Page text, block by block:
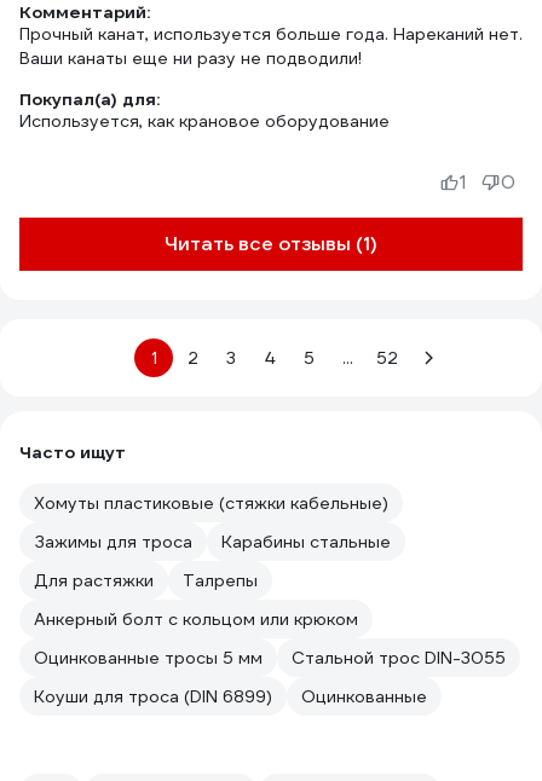
Комментарий:
Прочный канат, используется больше года. Нареканий нет.
Ваши канаты еще ни разу не подводили!
Покупал(а) для:
Используется, как крановое оборудование
Читать все отзывы (1)
1 0
1 2 3 4 5 ... 52
Часто ищут
Хомуты пластиковые (стяжки кабельные)
Зажимы для троса
Карабины стальные
Для растяжки
Талрепы
Анкерный болт с кольцом или крюком
Оцинкованные тросы 5 мм
Стальной трос DIN-3055
Коуши для троса (DIN 6899)
Оцинкованные